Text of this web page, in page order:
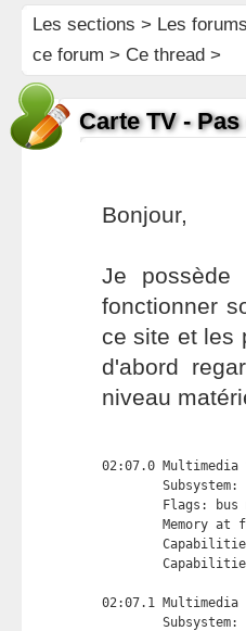
Les sections > Les
ce forum > Ce thread >
Carte TV -
Bonjour,
Je possède
fonctionner
ce site et les
d'abord
niveau
02:07.0
Subsystem:
Flags: bus
Memory at
02:07.1
Subsystem: